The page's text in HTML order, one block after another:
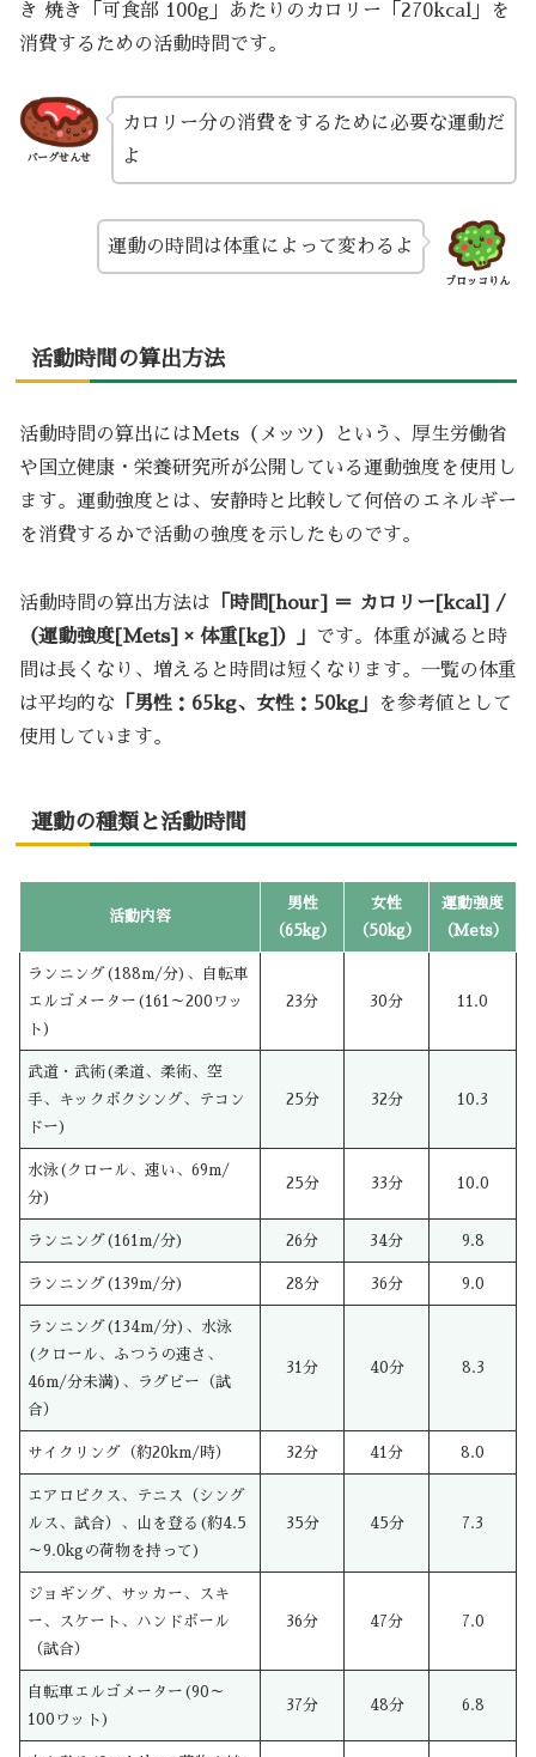
き 焼き「可食部 100g」あたりのカロリー「270kcal」を
消費するための活動時間です。
バーグせんせ
カロリー分の消費をするために必要な運動だ
よ
ブロッコりん
運動の時間は体重によって変わるよ
活動時間の算出方法
活動時間の算出にはMets（メッツ）という、厚生労働省
や国立健康・栄養研究所が公開している運動強度を使用し
ます。運動強度とは、安静時と比較して何倍のエネルギー
を消費するかで活動の強度を示したものです。
活動時間の算出方法は 「時間[hour] ＝ カロリー[kcal] /
（運動強度[Mets] × 体重[kg]）」 です。体重が減ると時
間は長くなり、増えると時間は短くなります。一覧の体重
は平均的な 「男性：65kg、女性：50kg」
を参考値として
使用しています。
運動の種類と活動時間
活動内容
男性
（65kg）
女性
（50kg）
運動強度
（Mets）
ランニング(188m/分)、自転車
エルゴメーター(161～200ワッ
ト)
23分 30分 11.0
武道・武術(柔道、柔術、空
手、キックボクシング、テコン
ドー)
25分 32分 10.3
水泳(クロール、速い、69m/
分)
25分 33分 10.0
ランニング(161m/分) 26分 34分 9.8
ランニング(139m/分) 28分 36分 9.0
ランニング(134m/分)、水泳
(クロール、ふつうの速さ、
46m/分未満)、ラグビー（試
合）
31分 40分 8.3
サイクリング（約20km/時） 32分 41分 8.0
エアロビクス、テニス（シング
ルス、試合）、山を登る(約4.5
～9.0kgの荷物を持って)
35分 45分 7.3
ジョギング、サッカー、スキ
ー、スケート、ハンドボール
（試合）
36分 47分 7.0
自転車エルゴメーター(90～
100ワット)
37分 48分 6.8